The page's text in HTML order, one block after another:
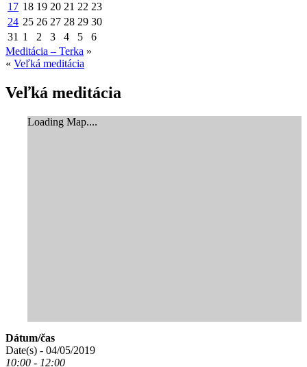
17 18 19 20 21 22 23
24 25 26 27 28 29 30
31 1 2 3 4 5
6
Meditácia – Terka »
« Veľká meditácia
Veľká meditácia
Loading Map....
Dátum/čas
Date(s) - 04/05/2019
10:00 - 12:00